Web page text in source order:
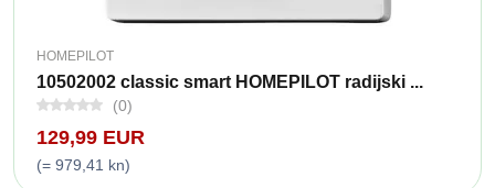
HOMEPILOT
10502002 classic smart HOMEPILOT radijski ...
(0)
129,99 EUR
(= 979,41 kn)